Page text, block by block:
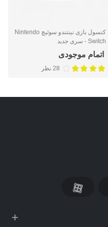
کنسول بازی نینتندو سوئیچ Nintendo
Switch - سری جدید
اتمام موجودی
28 نظر